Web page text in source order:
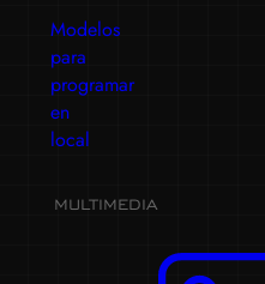
Modelos
para
programar
en
local
MULTIMEDIA